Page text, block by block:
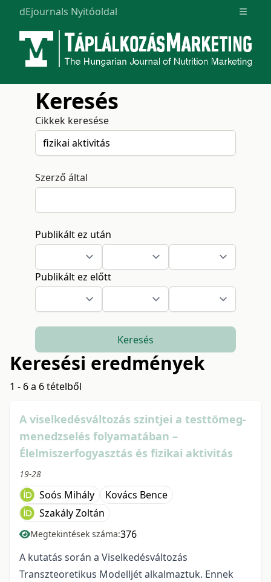
dEjournals Nyitóoldal Open
Keresés
Cikkek keresése
Szerző által
Publikált ez után
Publikált ez előtt
Keresés
Keresési eredmények
1 - 6 a 6 tételből
A viselkedésváltozás szintjei a testtömeg-
menedzselés folyamatában –
Élelmiszerfogyasztás és fizikai aktivitás
19-28
Soós Mihály
Kovács Bence
Szakály Zoltán
Megtekintések száma:376
A kutatás során a Viselkedésváltozás
Transzteoretikus Modelljét alkalmaztuk. Ennek